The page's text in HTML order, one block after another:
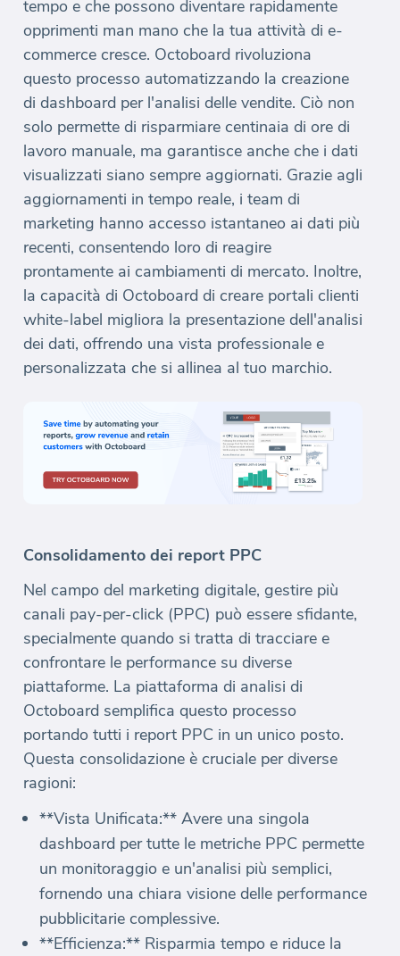
tempo e che possono diventare rapidamente
opprimenti man mano che la tua attività di e-
commerce cresce. Octoboard rivoluziona
questo processo automatizzando la creazione
di dashboard per l'analisi delle vendite. Ciò non
solo permette di risparmiare centinaia di ore di
lavoro manuale, ma garantisce anche che i dati
visualizzati siano sempre aggiornati. Grazie agli
aggiornamenti in tempo reale, i team di
marketing hanno accesso istantaneo ai dati più
recenti, consentendo loro di reagire
prontamente ai cambiamenti di mercato. Inoltre,
la capacità di Octoboard di creare portali clienti
white-label migliora la presentazione dell'analisi
dei dati, offrendo una vista professionale e
personalizzata che si allinea al tuo marchio.
Consolidamento dei report PPC
Nel campo del marketing digitale, gestire più
canali pay-per-click (PPC) può essere sfidante,
specialmente quando si tratta di tracciare e
confrontare le performance su diverse
piattaforme. La piattaforma di analisi di
Octoboard semplifica questo processo
portando tutti i report PPC in un unico posto.
Questa consolidazione è cruciale per diverse
ragioni:
**Vista Unificata:** Avere una singola
dashboard per tutte le metriche PPC permette
un monitoraggio e un'analisi più semplici,
fornendo una chiara visione delle performance
pubblicitarie complessive.
**Efficienza:** Risparmia tempo e riduce la